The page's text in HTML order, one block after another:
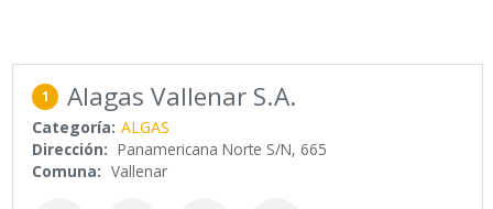
1 Alagas Vallenar S.A.
Categoría: ALGAS
Dirección: Panamericana Norte S/N, 665
Comuna: Vallenar